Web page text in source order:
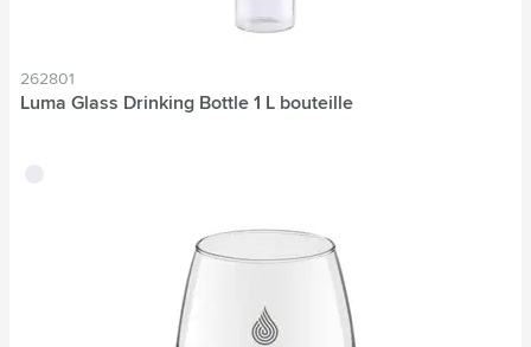
262801
Luma Glass Drinking Bottle 1 L bouteille